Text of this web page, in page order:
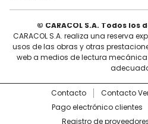
© CARACOL S.A. Todos los
CARACOL S.A. realiza una reserva
usos de las obras y otras
web a medios de lectura
Contacto Contacto
Pago electrónico clientes
Registro de